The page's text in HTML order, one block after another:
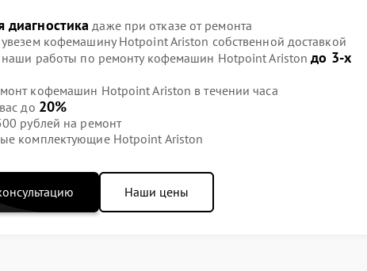
диагностика даже при отказе от ремонта
кофемашину Hotpoint Ariston собственной доставкой
наши работы по ремонту кофемашин Hotpoint Aristonдо 3-х
кофемашин Hotpoint Ariston в течении часа
до 20%
рублей на ремонт
комплектующие Hotpoint Ariston
Наши цены